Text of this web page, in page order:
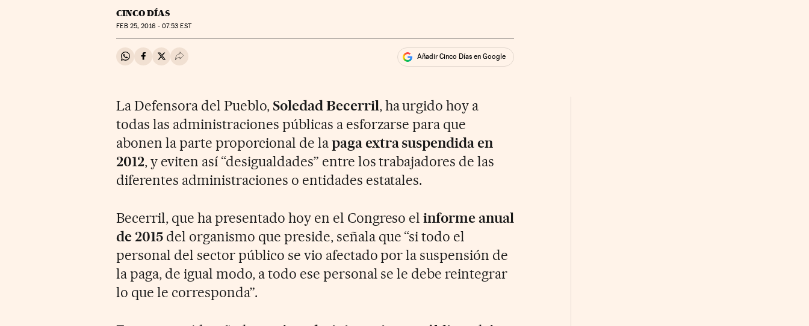
CINCO DÍAS
FEB25, 2016 - 07:53 EST
Compartir en Whatsapp
Compartir en Facebook
Compartir en Twitter
Desplegar Redes Sociales Añadir Cinco Días en Google
La Defensora del Pueblo, Soledad Becerril, ha urgido hoy a
todas las administraciones públicas a esforzarse para que
abonen la parte proporcional de lapaga extra suspendida en
2012, y eviten así “desigualdades” entre los trabajadores de las
diferentes administraciones o entidades estatales.
Becerril, que ha presentado hoy en el Congreso el informe anual
de 2015 del organismo que preside, señala que “si todo el
personal del sector público se vio afectado por la suspensión de
la paga, de igual modo, a todo ese personal se le debe reintegrar
lo que le corresponda”.